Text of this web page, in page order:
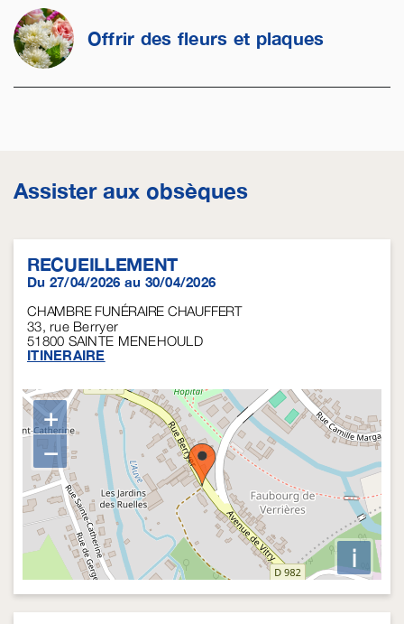
Offrir des fleurs et plaques
Assister aux obsèques
RECUEILLEMENT
Du 27/04/2026 au 30/04/2026
CHAMBRE FUNÉRAIRE CHAUFFERT
33, rue Berryer
51800 SAINTE MENEHOULD
ITINERAIRE
+
−
i